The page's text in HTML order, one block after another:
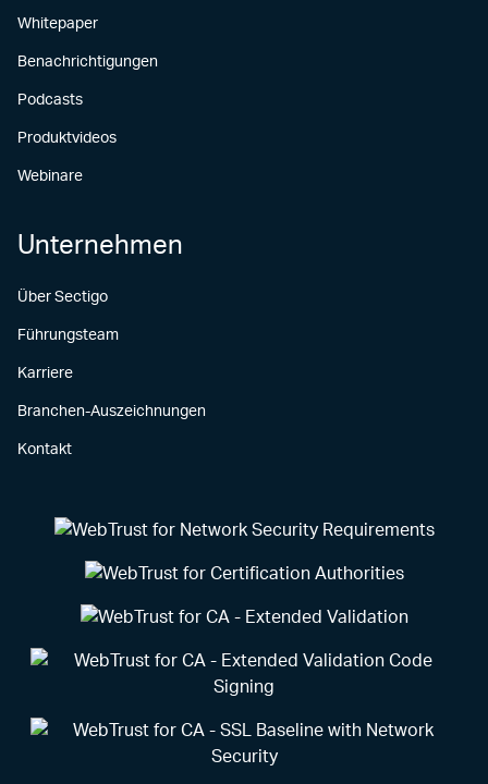
Whitepaper
Benachrichtigungen
Podcasts
Produktvideos
Webinare
Unternehmen
Über Sectigo
Führungsteam
Karriere
Branchen-Auszeichnungen
Kontakt